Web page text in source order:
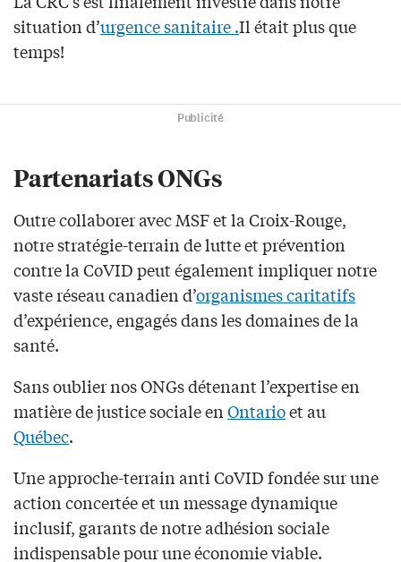
situation d’urgence sanitaire .Il était plus que
temps!
Publicité
Partenariats ONGs
Outre collaborer avec MSF et la Croix-Rouge,
notre stratégie-terrain de lutte et prévention
contre la CoVID peut également impliquer notre
vaste réseau canadien d’organismes caritatifs
d’expérience, engagés dans les domaines de la
santé.
Sans oublier nos ONGs détenant l’expertise en
matière de justice sociale enOntarioet au
Québec.
Une approche-terrain anti CoVID fondée sur une
action concertée et un message dynamique
inclusif, garants de notre adhésion sociale
indispensable pour une économie viable.